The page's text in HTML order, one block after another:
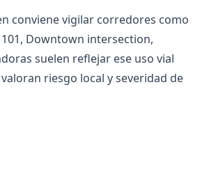
conviene vigilar corredores como
Downtown intersection,
suelen reflejar ese uso vial
riesgo local y severidad de